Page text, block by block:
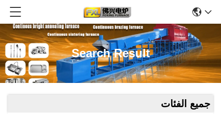
Search Result
جميع الفئات